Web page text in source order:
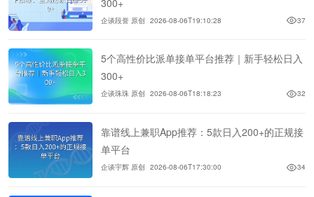
企谈段誉 原创 2026-08-06T19:10:28 37
5个高性价比派单接单平台推荐｜新手轻松日入
300+
企谈珠珠 原创 2026-08-06T18:18:23 32
靠谱线上兼职App推荐：5款日入200+的正规接
单平台
企谈宇辉 原创 2026-08-06T17:30:00 34